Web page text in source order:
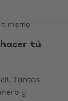
tú
Tantos
y